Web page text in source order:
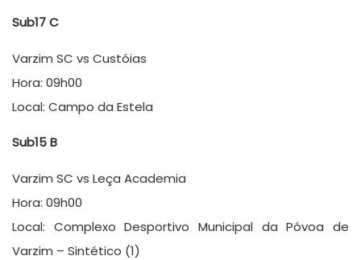
Sub17 C
Varzim SC vs Custóias
Hora: 09h00
Local: Campo da Estela
Sub15 B
Varzim SC vs Leça Academia
Hora: 09h00
Local: Complexo Desportivo Municipal da Póvoa de
Varzim – Sintético (1)